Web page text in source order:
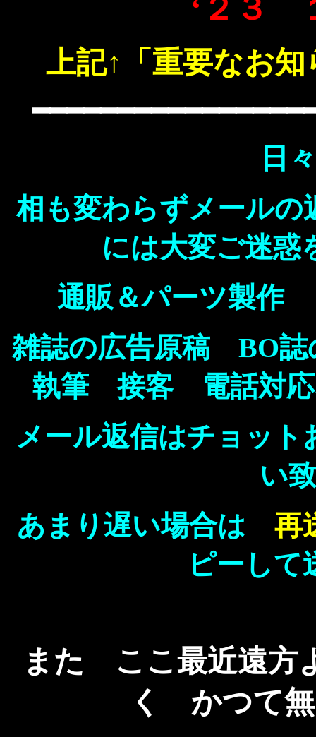
‘２３
上記↑「重要なお
日
相も変わらずメールの
には大変ご迷惑
通販＆パーツ製作
雑誌の広告原稿 BO誌
執筆 接客 電話対応
メール返信はチョッ
い
あまり遅い場合は
ピーして
また ここ最近遠方
く かつて